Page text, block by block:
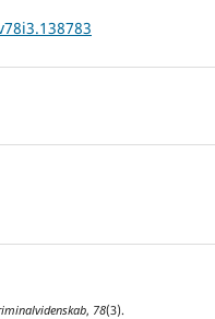
, 78(3).